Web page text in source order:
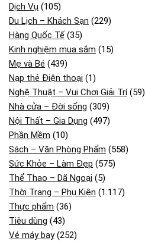
Dịch Vụ (105)
Du Lịch – Khách Sạn (229)
Hàng Quốc Tế (35)
Kinh nghiệm mua sắm (15)
Mẹ và Bé (439)
Nạp thẻ Điện thoại (1)
Nghệ Thuật – Vui Chơi Giải Trí(59)
Nhà cửa – Đời sống (309)
Nội Thất – Gia Dụng (497)
Phần Mềm (10)
Sách – Văn Phòng Phẩm (558)
Sức Khỏe – Làm Đẹp (575)
Thể Thao – Dã Ngoại (5)
Thời Trang – Phụ Kiện (1.117)
Thực phẩm (36)
Tiêu dùng (43)
Vé máy bay(252)